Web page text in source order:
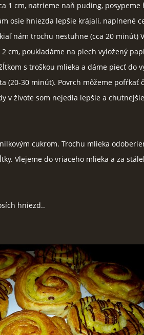
1 cm, natrieme naň puding, posypeme
osie hniezda lepšie krájali, naplnené
nám trochu nestuhne (cca 20 minút)
cm, poukladáme na plech vyložený
s troškou mlieka a dáme piecť do
(20-30 minút). Povrch môžeme pofŕkať
v živote som nejedla lepšie a
cukrom. Trochu mlieka
Vlejeme do vriaceho mlieka a za
hniezd..